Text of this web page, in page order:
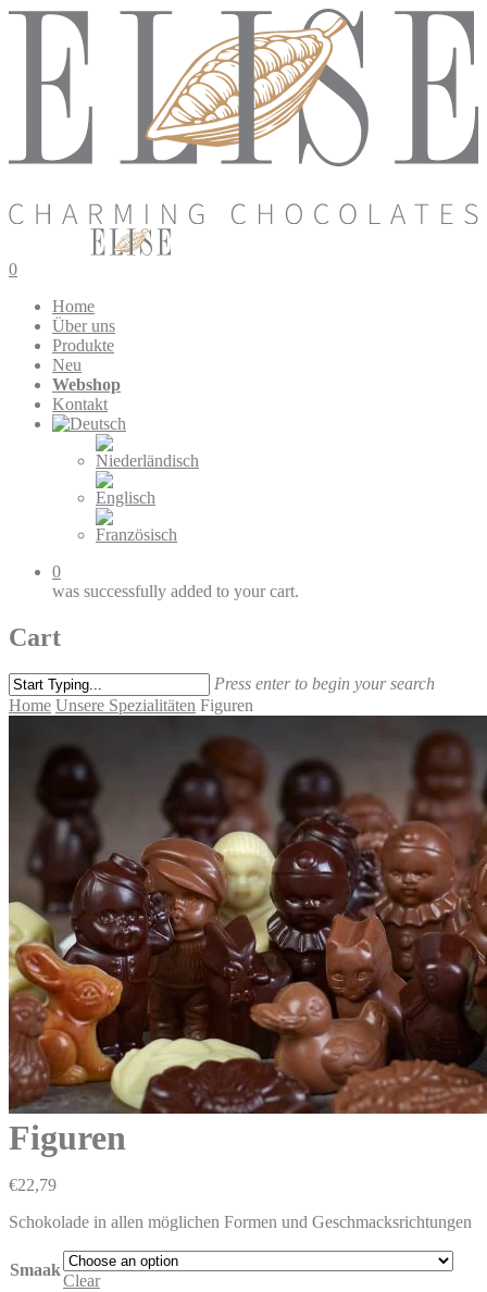
0
Home
Über uns
Produkte
Neu
Webshop
Kontakt
0
was successfully added to your cart.
Cart
Press enter to begin your search
Home Unsere Spezialitäten Figuren
Figuren
€22,79
Schokolade in allen möglichen Formen und Geschmacksrichtungen
Smaak
Clear